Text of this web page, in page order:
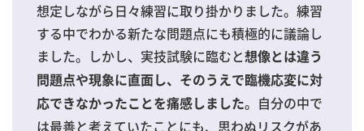
想定しながら日々練習に取り掛かりました。練習
する中でわかる新たな問題点にも積極的に議論し
ました。しかし、実技試験に臨むと想像とは違う
問題点や現象に直面し、そのうえで臨機応変に対
応できなかったことを痛感しました。自分の中で
は最善と考えていたことにも、思わぬリスクがあ